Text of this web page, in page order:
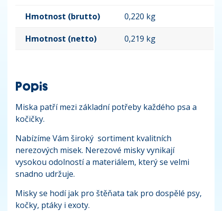
Hmotnost (brutto) 0,220 kg
Hmotnost (netto) 0,219 kg
Popis
Miska patří mezi základní potřeby každého psa a
kočičky.
Nabízíme Vám široký sortiment kvalitních
nerezových misek. Nerezové misky vynikají
vysokou odolností a materiálem, který se velmi
snadno udržuje.
Misky se hodí jak pro štěňata tak pro dospělé psy,
kočky, ptáky i exoty.